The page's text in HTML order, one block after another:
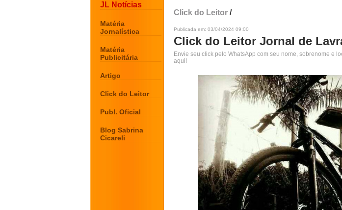
JL Notícias
Matéria
Jornalística
Matéria
Publicitária
Artigo
Click do Leitor
Publ. Oficial
Blog Sabrina
Cicareli
Click do Leitor /
Publicada em: 03/04/2024 09:00
Click do Leitor Jornal de
Envie seu click pelo WhatsApp com seu nome, sobrenome e
aqui!